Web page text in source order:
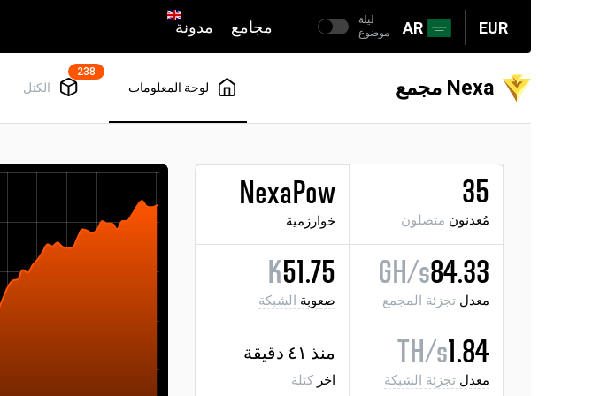
AR EUR مدونة مجامع
ليلة
موضوع
Nexa مجمع لوحة المعلومات الكتل
238
35
مُعدنون متصلون
NexaPow
خوارزمية
84.33
GH/s
معدل تجزئة المجمع
51.75
K
صعوبة الشبكة
1.84
TH/s
معدل تجزئة الشبكة
منذ ٤١ دقيقة
اخر كتلة